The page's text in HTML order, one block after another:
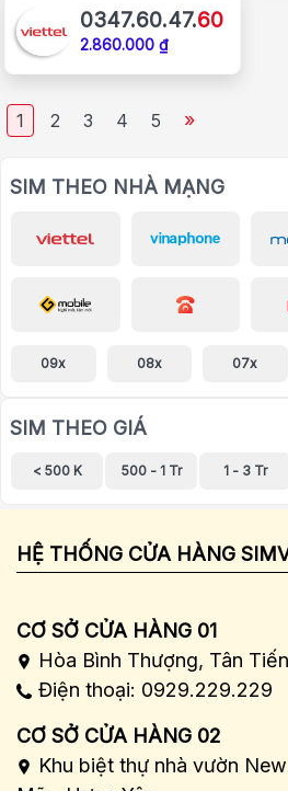
0347.60.47.60
2.860.000 ₫
1 2 3 4 5 »
SIM THEO NHÀ MẠNG
09x 08x 07x
SIM THEO GIÁ
< 500 K 500 - 1 Tr 1 - 3 Tr
HỆ THỐNG CỬA HÀNG
CƠ SỞ CỬA HÀNG 01
Hòa Bình Thượng, Tân
Điện thoại: 0929.229.229
CƠ SỞ CỬA HÀNG 02
Khu biệt thự nhà vườn